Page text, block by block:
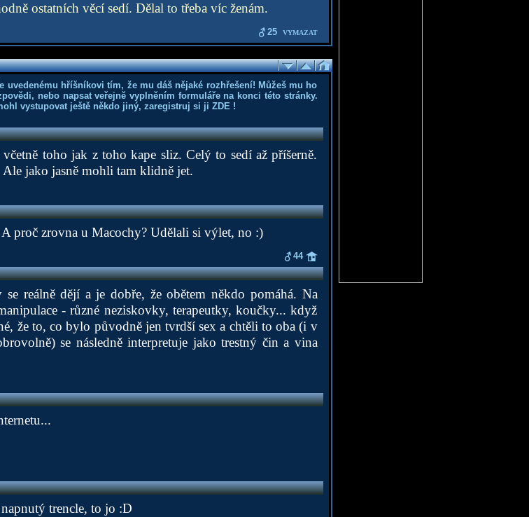
ostatních věcí sedí. Dělal to třeba víc ženám.
25 VYMAZAT
uvedenému hříšníkovi tím, že mu dáš nějaké rozhřešení! Můžeš mu ho
nebo napsat veřejně vyplněním formuláře na konci této stránky.
vystupovat ještě někdo jiný, zaregistruj si ji ZDE!
toho jak z toho kape sliz. Celý to sedí až příšerně.
Ale jako jasně mohli tam klidně jet.
proč zrovna u Macochy? Udělali si výlet, no :)
44
reálně dějí a je dobře, že obětem někdo pomáhá. Na
- různé neziskovky, terapeutky, koučky... když
že to, co bylo původně jen tvrdší sex a chtěli to oba (i v
se následně interpretuje jako trestný čin a vina
trencle, to jo :D